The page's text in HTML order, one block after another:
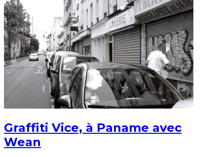
Graffiti Vice, à Paname avec
Wean